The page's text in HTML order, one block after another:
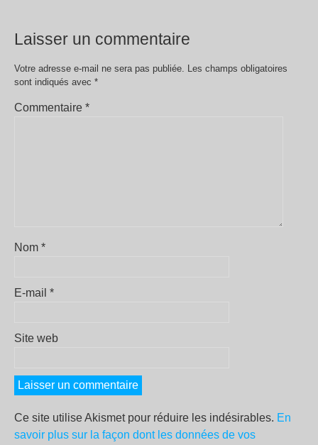
Laisser un commentaire
Votre adresse e-mail ne sera pas publiée. Les champs obligatoires
sont indiqués avec *
Commentaire *
Nom *
E-mail *
Site web
Ce site utilise Akismet pour réduire les indésirables. En
savoir plus sur la façon dont les données de vos